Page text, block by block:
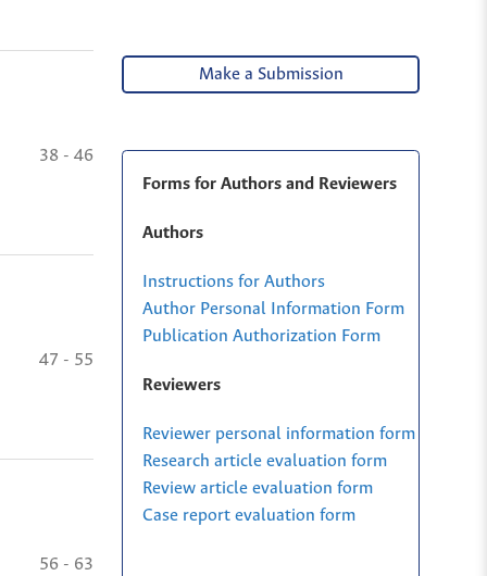
38 - 46
47 - 55
56 - 63
Make a Submission
Forms for Authors and Reviewers
Authors
Instructions for Authors
Author Personal Information Form
Publication Authorization Form
Reviewers
Reviewer personal information form
Research article evaluation form
Review article evaluation form
Case report evaluation form